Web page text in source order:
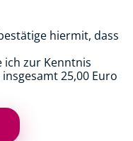
hiermit, dass
ich zur Kenntnis
25,00 Euro